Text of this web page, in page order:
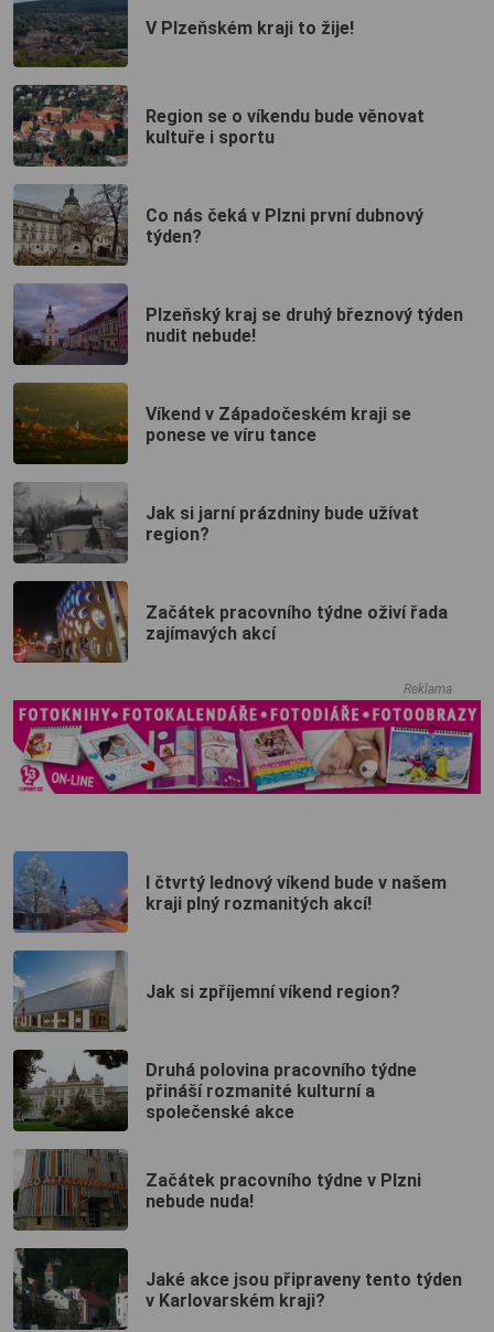
V Plzeňském kraji to žije!
Region se o víkendu bude věnovat
kultuře i sportu
Co nás čeká v Plzni první dubnový
týden?
Plzeňský kraj se druhý březnový týden
nudit nebude!
Víkend v Západočeském kraji se
ponese ve víru tance
Jak si jarní prázdniny bude užívat
region?
Začátek pracovního týdne oživí řada
zajímavých akcí
Reklama
I čtvrtý lednový víkend bude v našem
kraji plný rozmanitých akcí!
Jak si zpříjemní víkend region?
Druhá polovina pracovního týdne
přináší rozmanité kulturní a
společenské akce
Začátek pracovního týdne v Plzni
nebude nuda!
Jaké akce jsou připraveny tento týden
v Karlovarském kraji?